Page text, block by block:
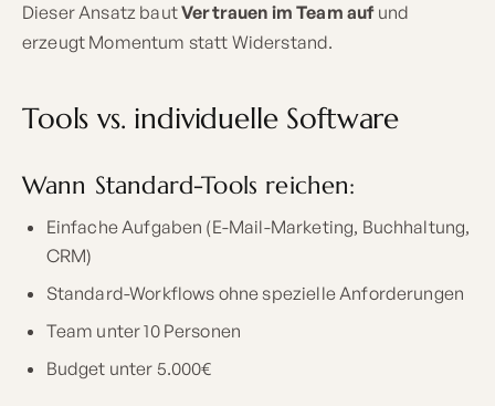
Dieser Ansatz bautVertrauen im Team aufund
erzeugt Momentum statt Widerstand.
Tools vs. individuelle Software
Wann Standard-Tools reichen:
Einfache Aufgaben (E-Mail-Marketing, Buchhaltung,
CRM)
Standard-Workflows ohne spezielle Anforderungen
Team unter 10 Personen
Budget unter 5.000€